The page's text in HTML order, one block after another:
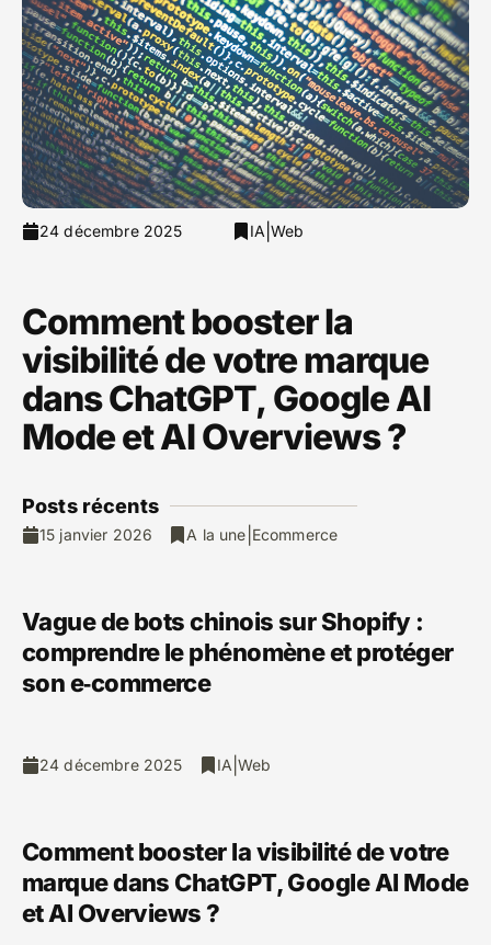
24 décembre 2025 IA|Web
Comment booster la
visibilité de votre marque
dans ChatGPT, Google AI
Mode et AI Overviews ?
Posts récents
15 janvier 2026 A la une Ecommerce
Vague de bots chinois sur Shopify :
comprendre le phénomène et protéger
son e‑commerce
24 décembre 2025 IA |Web
Comment booster la visibilité de votre
marque dans ChatGPT, Google AI Mode
et AI Overviews ?